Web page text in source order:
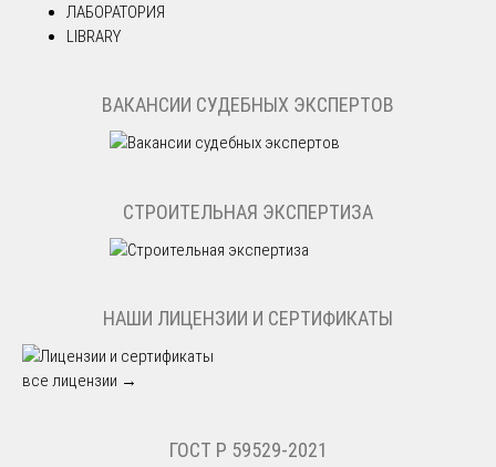
ЛАБОРАТОРИЯ
LIBRARY
ВАКАНСИИ СУДЕБНЫХ ЭКСПЕРТОВ
СТРОИТЕЛЬНАЯ ЭКСПЕРТИЗА
НАШИ ЛИЦЕНЗИИ И СЕРТИФИКАТЫ
все лицензии →
ГОСТ Р 59529-2021